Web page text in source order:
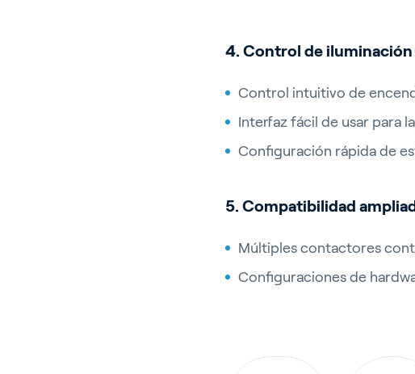
4. Control de
Control intuitivo de
Interfaz fácil de usar para
Configuración rápida de
5. Compatibilidad
Múltiples contactores
Configuraciones de